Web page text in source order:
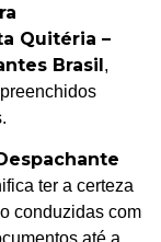
Quitéria –
Brasil,
ter a certeza
conduzidas com